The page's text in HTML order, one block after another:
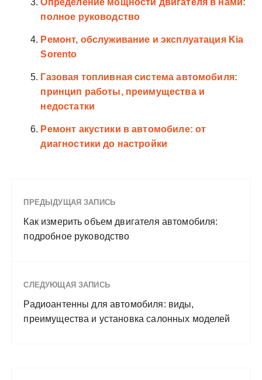
Определение мощности двигателя в нами:
полное руководство
Ремонт, обслуживание и эксплуатация Kia
Sorento
Газовая топливная система автомобиля:
принцип работы, преимущества и
недостатки
Ремонт акустики в автомобиле: от
диагностики до настройки
ПРЕДЫДУЩАЯ ЗАПИСЬ
Как измерить объем двигателя автомобиля:
подробное руководство
СЛЕДУЮЩАЯ ЗАПИСЬ
Радиоантенны для автомобиля: виды,
преимущества и установка салонных моделей